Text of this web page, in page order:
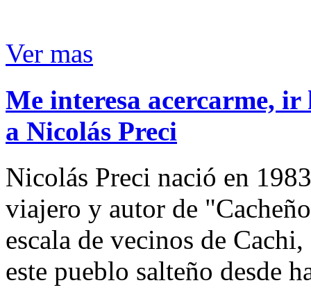
Ver mas
Me interesa acercarme,
a Nicolás Preci
Nicolás Preci nació en
viajero y autor de
escala de vecinos de
este pueblo salteño desde